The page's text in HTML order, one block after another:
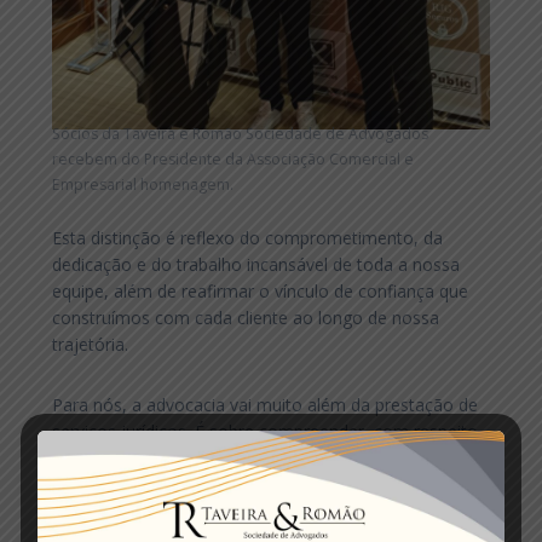
Sócios da Taveira e Romão Sociedade de Advogados
recebem do Presidente da Associação Comercial e
Empresarial homenagem.
Esta distinção é reflexo do comprometimento, da
dedicação e do trabalho incansável de toda a nossa
equipe, além de reafirmar o vínculo de confiança que
construímos com cada cliente ao longo de nossa
trajetória.
Para nós, a advocacia vai muito além da prestação de
serviços jurídicos. É sobre compreender, com respeito
e sensibilidade, as necessidades de nossos clientes e
parceiros, oferecendo soluções sólidas e inovadoras
que contribuam para o fortalecimento e o